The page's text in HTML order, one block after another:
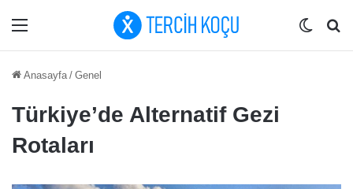
Menü Dış
Anasayfa / Genel
Türkiye’de Alternatif Gezi
Rotaları